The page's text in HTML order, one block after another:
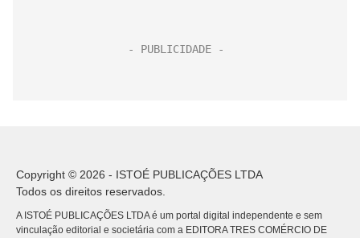
Copyright © 2026 - ISTOÉ PUBLICAÇÕES LTDA
Todos os direitos reservados.
A ISTOÉ PUBLICAÇÕES LTDA é um portal digital independente e sem
vinculação editorial e societária com a EDITORA TRES COMÉRCIO DE